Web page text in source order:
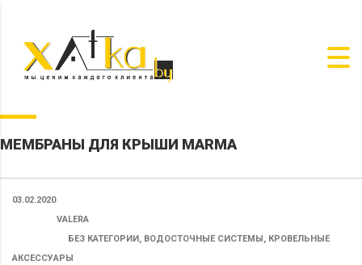
МЕМБРАНЫ ДЛЯ КРЫШИ MARMA
03.02.2020
VALERA
БЕЗ КАТЕГОРИИ, ВОДОСТОЧНЫЕ СИСТЕМЫ, КРОВЕЛЬНЫЕ
АКСЕССУАРЫ